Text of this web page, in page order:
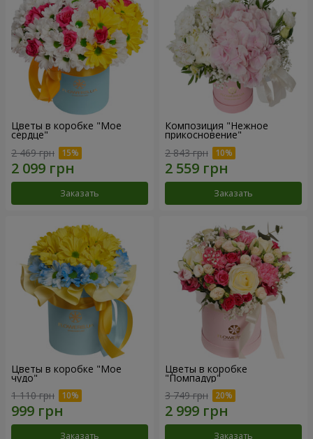
Цветы в коробке "Мое
сердце"
2 469 грн
Заказать
Композиция "Нежное
прикосновение"
2 843 грн
Заказать
Цветы в коробке "Мое
чудо"
1 110 грн
Заказать
Цветы в коробке
"Помпадур"
3 749 грн
Заказать